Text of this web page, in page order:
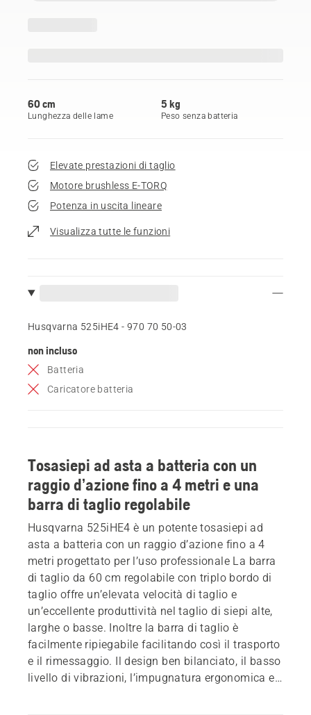
60 cm
Lunghezza delle lame
5 kg
Peso senza batteria
Elevate prestazioni di taglio
Motore brushless E-TORQ
Potenza in uscita lineare
Visualizza tutte le funzioni
Husqvarna 525iHE4 - 970 70 50‑03
non incluso
Batteria
Caricatore batteria
Tosasiepi ad asta a batteria con un
raggio d’azione fino a 4 metri e una
barra di taglio regolabile
Husqvarna 525iHE4 è un potente tosasiepi ad
asta a batteria con un raggio d’azione fino a 4
metri progettato per l’uso professionale La barra
di taglio da 60 cm regolabile con triplo bordo di
taglio offre un’elevata velocità di taglio e
un’eccellente produttività nel taglio di siepi alte,
larghe o basse. Inoltre la barra di taglio è
facilmente ripiegabile facilitando così il trasporto
e il rimessaggio. Il design ben bilanciato, il basso
livello di vibrazioni, l’impugnatura ergonomica e